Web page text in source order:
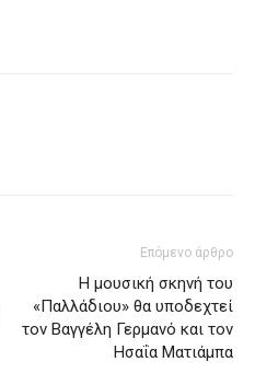
Επόμενο άρθρο
Η μουσική σκηνή του
«Παλλάδιου» θα υποδεχτεί
τον Βαγγέλη Γερμανό και τον
Ησαΐα Ματιάμπα